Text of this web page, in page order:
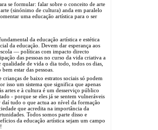
se formular: falar sobre o conceito de arte
(sinónimo de cultura) anda em paralelo
uma educação artística para o ser
da educação artística e estética
da educação. Devem dar esperança aos
— políticas com impacto directo
das pessoas no curso da vida criativa a
de vida o dia todo, todos os dias,
estar das pessoas.
de baixo estratos sociais só podem
isso um sistema que significa que apenas
artes e à cultura é um desserviço público
- porque se eles já se sentem vulneráveis
daí tudo o que actua ao nível da formação
que acredita na importância da
Todos somos parte disso e
da educação artística sejam um campo